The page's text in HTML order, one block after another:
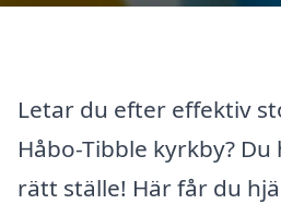
Letar du efter effektiv
Håbo-Tibble kyrkby?
rätt ställe! Här får du